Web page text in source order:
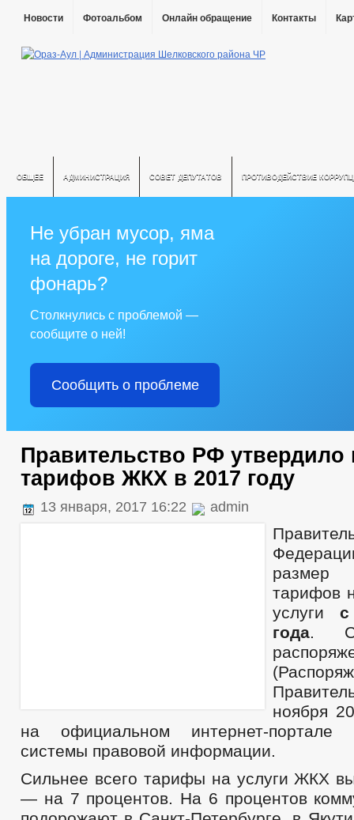
Новости Фотоальбом Онлайн обращение Контакты
ОБЩЕЕ АДМИНИСТРАЦИЯ СОВЕТ ДЕПУТАТОВ ПРОТИВОДЕЙСТВИЕ
Не убран мусор, яма
на дороге, не горит
фонарь?
Столкнулись с проблемой —
сообщите о ней!
Сообщить о проблеме
Правительство РФ
тарифов ЖКХ в 2017 году
13 января, 2017 16:22 admin
тарифов
услуги
года.
ноября
на официальном интернет-портале
системы правовой информации.
Сильнее всего тарифы на услуги ЖКХ
— на 7 процентов. На 6 процентов